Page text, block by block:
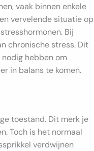
vaak binnen enkele
vervelende situatie op
Bij
chronische stress. Dit
hebben om
in balans te komen.
toestand. Dit merk je
Toch is het normaal
verdwijnen